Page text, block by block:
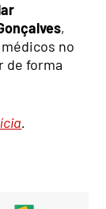
,
no
de forma
.